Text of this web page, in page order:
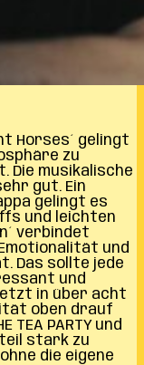
Horses´ gelingt
zu
Die musikalische
gut. Ein
gelingt es
und leichten
verbindet
Emotionalität und
Das sollte jede
und
in über acht
oben drauf
PARTY und
stark zu
die eigene